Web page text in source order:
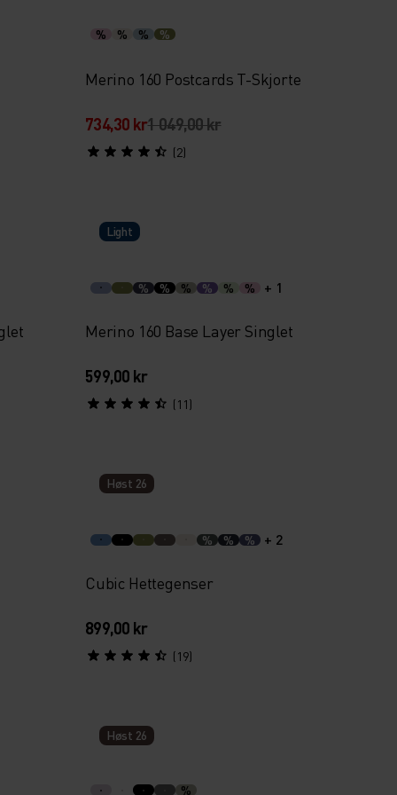
% % % %
Merino 160 Postcards T-Skjorte
734,30 kr1 049,00 kr
(2)
Light
% % % % % % + 1
Merino 160 Base Layer Singlet
599,00 kr
(11)
Høst 26
% % % + 2
Cubic Hettegenser
899,00 kr
(19)
Høst 26
%